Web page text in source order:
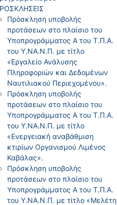
Πρόσκληση υποβολής
προτάσεων στο πλαίσιο του
Υποπρογράμματος Α του Τ.Π.Α.
του Υ.ΝΑ.Ν.Π. με τίτλο
«Εργαλείο Ανάλυσης
Πληροφοριών και Δεδομένων
Ναυτιλιακού Περιεχομένου».
Πρόσκληση υποβολής
προτάσεων στο πλαίσιο του
Υποπρογράμματος Α του Τ.Π.Α.
του Υ.ΝΑ.Ν.Π. με τίτλο
«Ενεργειακή αναβάθμιση
κτιρίων Οργανισμού Λιμένος
Καβάλας».
Πρόσκληση υποβολής
προτάσεων στο πλαίσιο του
Υποπρογράμματος Α του Τ.Π.Α.
του Υ.ΝΑ.Ν.Π. με τίτλο «Μελέτη